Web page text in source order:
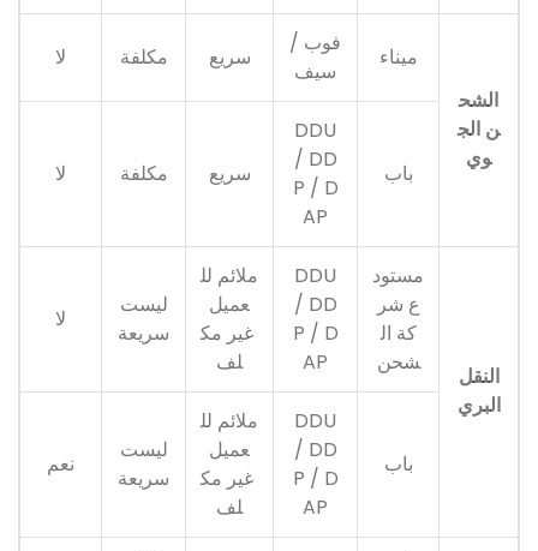
الشح
ن الج
وي
ميناء
فوب /
سيف
سريع مكلفة لا
باب
DDU
/ DD
P / D
AP
سريع مكلفة لا
النقل
البري
مستود
ع شر
كة ال
شحن
DDU
/ DD
P / D
AP
ملائم لل
عميل
غير مك
لف
ليست
سريعة
لا
باب
DDU
/ DD
P / D
AP
ملائم لل
عميل
غير مك
لف
ليست
سريعة
نعم